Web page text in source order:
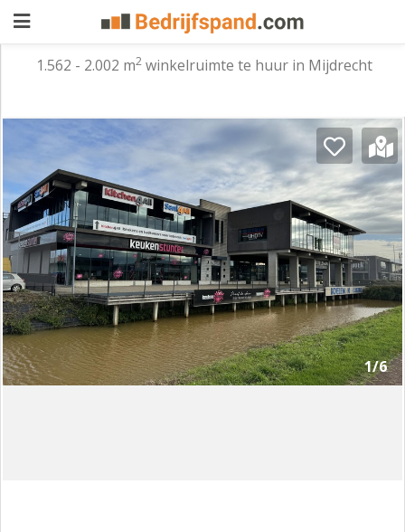
aanbieden
zoeken
Waarom
adverteren
Premium
adverteren
Blog
Registreren
Login
1.562 - 2.002 m2 winkelruimte te huur in Mijdrecht
1/6